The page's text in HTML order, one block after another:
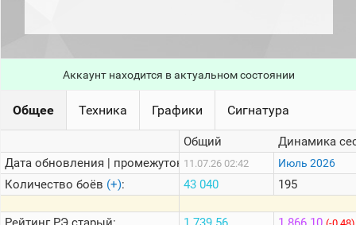
Статистика
стримеров
Информация
Онлайн
Цветовая
Аккаунт находится в актуальном состоянии
Общее Техника Графики Сигнатура
Дата обновления | промежуток:
Количество боёв (+):
Общий
11.07.26 02:42
43 040
Динамика
Июль 2026
195